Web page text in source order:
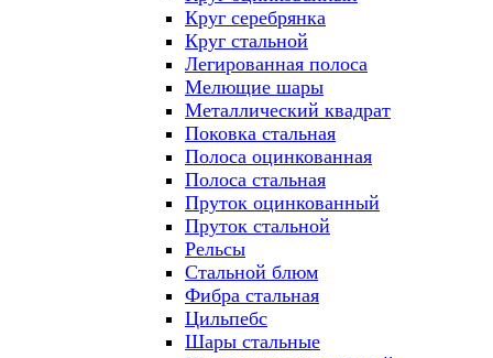
Круг серебрянка
Круг стальной
Легированная полоса
Мелющие шары
Металлический квадрат
Поковка стальная
Полоса оцинкованная
Полоса стальная
Пруток оцинкованный
Пруток стальной
Рельсы
Стальной блюм
Фибра стальная
Цильпебс
Шары стальные